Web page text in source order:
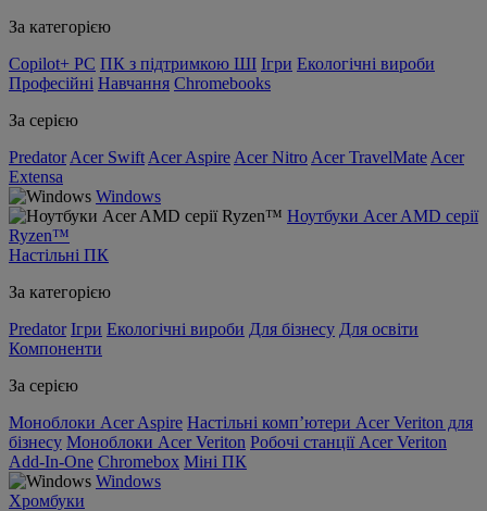
За категорією
Copilot+ PC ПК з підтримкою ШІ Ігри Екологічні вироби
Професійні Навчання Chromebooks
За серією
Predator Acer Swift Acer Aspire Acer Nitro Acer TravelMate Acer
Extensa
Windows
Ноутбуки Acer AMD серії
Ryzen™
Настільні ПК
За категорією
Predator Ігри Екологічні вироби Для бізнесу Для освіти
Компоненти
За серією
Моноблоки Acer Aspire Настільні комп’ютери Acer Veriton для
бізнесу Моноблоки Acer Veriton Робочі станції Acer Veriton
Add-In-One Chromebox Міні ПК
Windows
Хромбуки